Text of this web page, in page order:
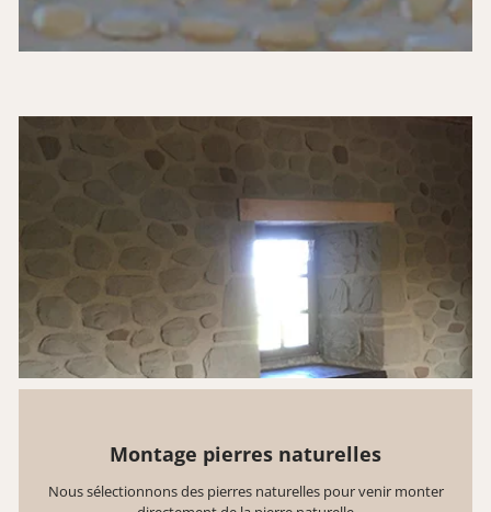
Montage pierres naturelles
Nous sélectionnons des pierres naturelles pour venir monter